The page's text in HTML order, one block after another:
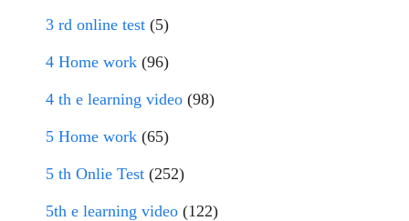
3 rd online test (5)
4 Home work (96)
4 th e learning video (98)
5 Home work (65)
5 th Onlie Test (252)
5th e learning video (122)